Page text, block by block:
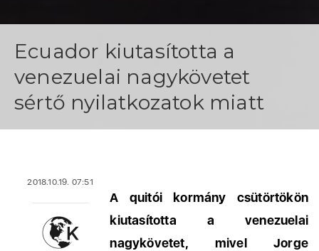
Ecuador kiutasította a
venezuelai nagykövetet
sértő nyilatkozatok miatt
2018.10.19. 07:51
A quitói kormány csütörtökön
kiutasította a venezuelai
nagykövetet, mivel Jorge